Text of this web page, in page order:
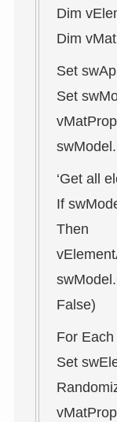
Dim
Dim
Set
Set
‘Get all
If
Then
False)
For
Set